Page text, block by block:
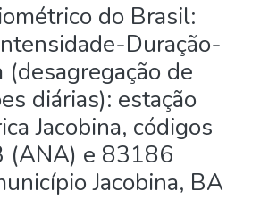
do Brasil:
Duração-
(desagregação de
diárias): estação
Jacobina, códigos
e 83186
Jacobina, BA